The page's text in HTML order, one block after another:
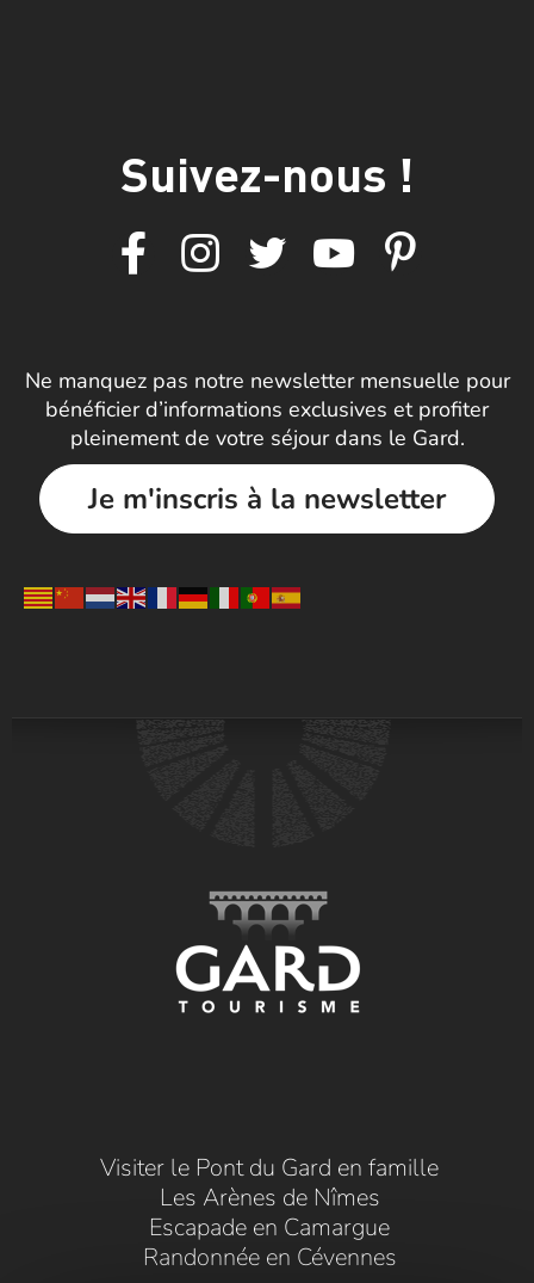
Suivez-nous !
Ne manquez pas notre newsletter mensuelle pour
bénéficier d’informations exclusives et profiter
pleinement de votre séjour dans le Gard.
Je m'inscris à la newsletter
Visiter le Pont du Gard en famille
Les Arènes de Nîmes
Escapade en Camargue
Randonnée en Cévennes